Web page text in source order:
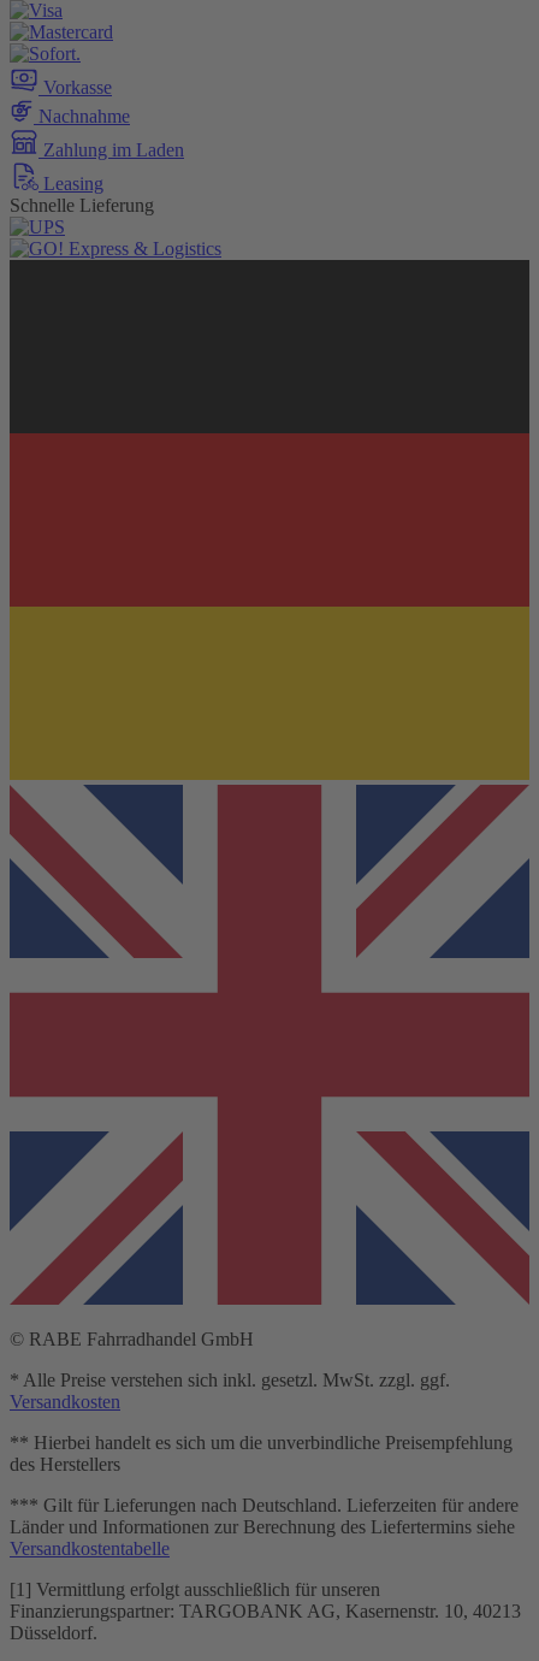
Vorkasse
Nachnahme
Zahlung im Laden
Leasing
Schnelle Lieferung
© RABE Fahrradhandel GmbH
* Alle Preise verstehen sich inkl. gesetzl. MwSt. zzgl. ggf.
Versandkosten
** Hierbei handelt es sich um die unverbindliche Preisempfehlung
des Herstellers
*** Gilt für Lieferungen nach Deutschland. Lieferzeiten für andere
Länder und Informationen zur Berechnung des Liefertermins siehe
Versandkostentabelle
[1] Vermittlung erfolgt ausschließlich für unseren
Finanzierungspartner: TARGOBANK AG, Kasernenstr. 10, 40213
Düsseldorf.